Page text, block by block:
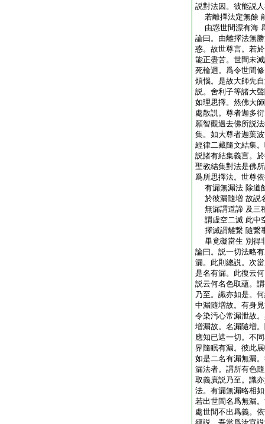
説對法因。彼能説
若離擇法定無餘
由惑世間漂有海
論曰。由離擇法無
惑。故世尊言。若
能正盡苦。世間未
死輪迴。爲令世間
煩惱。是故大師先
説。舍利子等諸大
如理思擇。然佛大
處散説。尊者迦多
願智觀過去佛所説
集。如大尊者迦葉
經律二藏隨文結集
説諸有結集義言。
聖教結集對法是佛
爲所思擇法。世尊
有漏無漏法 除道
於彼漏隨増 故説
無漏謂道諦 及三
謂虚空二滅 此中
擇滅謂離繋 隨繋
畢竟礙當生 別得
論曰。説一切法略
漏。此則總説。次
是名有漏。此復云
説云何名色取蘊。
乃至。識亦如是。
中漏隨増故。有身
令染汚心常漏泄故
増漏故。名漏隨増
應知已遮一切。不
界隨眠有漏。彼此
如是二名有漏無漏
漏法者。謂所有色
取義廣説乃至。識
法。有漏無漏略相
若出世間名爲無漏
處世間不出爲義。